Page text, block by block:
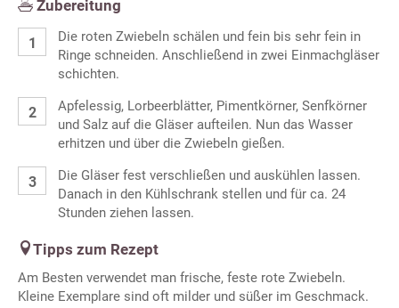
Zubereitung
Die roten Zwiebeln schälen und fein bis sehr fein in
Ringe schneiden. Anschließend in zwei Einmachgläser
schichten.
Apfelessig, Lorbeerblätter, Pimentkörner, Senfkörner
und Salz auf die Gläser aufteilen. Nun das Wasser
erhitzen und über die Zwiebeln gießen.
Die Gläser fest verschließen und auskühlen lassen.
Danach in den Kühlschrank stellen und für ca. 24
Stunden ziehen lassen.
Tipps zum Rezept
Am Besten verwendet man frische, feste rote Zwiebeln.
Kleine Exemplare sind oft milder und süßer im Geschmack.